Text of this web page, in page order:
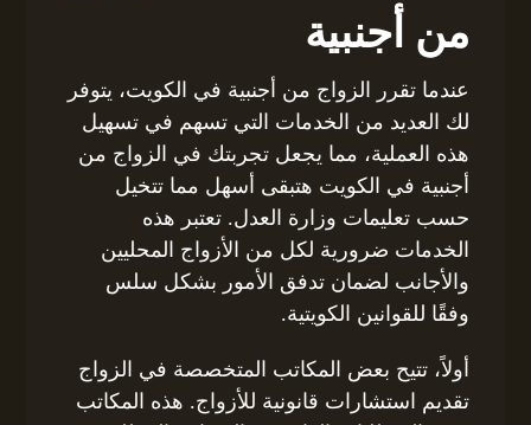
من أجنبية
عندما تقرر الزواج من أجنبية في الكويت، يتوفر
لك العديد من الخدمات التي تسهم في تسهيل
هذه العملية، مما يجعل تجربتك في الزواج من
أجنبية في الكويت هتبقى أسهل مما تتخيل
حسب تعليمات وزارة العدل. تعتبر هذه
الخدمات ضرورية لكل من الأزواج المحليين
والأجانب لضمان تدفق الأمور بشكل سلس
وفقًا للقوانين الكويتية.
أولاً، تتيح بعض المكاتب المتخصصة في الزواج
تقديم استشارات قانونية للأزواج. هذه المكاتب